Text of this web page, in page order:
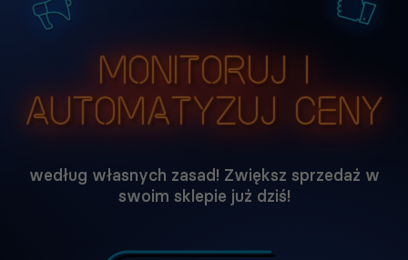
Monitoruj i
automatyzuj ceny
według własnych zasad! Zwiększ sprzedaż w
swoim sklepie już dziś!